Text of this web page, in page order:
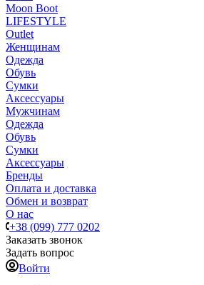
Moon Boot
LIFESTYLE
Outlet
Женщинам
Одежда
Обувь
Сумки
Аксессуары
Мужчинам
Одежда
Обувь
Сумки
Аксессуары
Бренды
Оплата и доставка
Обмен и возврат
О нас
+38 (099) 777 0202
Заказать звонок
Задать вопрос
Войти